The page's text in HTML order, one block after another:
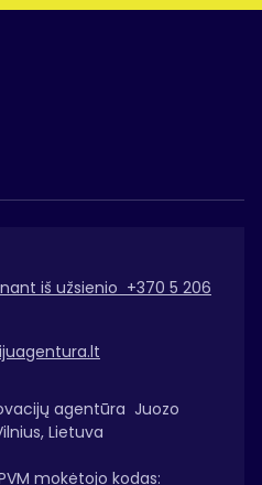
iš užsienio +370 5 206
agentūra Juozo
Lietuva
mokėtojo kodas: